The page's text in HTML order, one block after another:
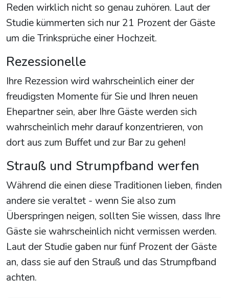
Reden wirklich nicht so genau zuhören. Laut der
Studie kümmerten sich nur 21 Prozent der Gäste
um die Trinksprüche einer Hochzeit.
Rezessionelle
Ihre Rezession wird wahrscheinlich einer der
freudigsten Momente für Sie und Ihren neuen
Ehepartner sein, aber Ihre Gäste werden sich
wahrscheinlich mehr darauf konzentrieren, von
dort aus zum Buffet und zur Bar zu gehen!
Strauß und Strumpfband werfen
Während die einen diese Traditionen lieben, finden
andere sie veraltet - wenn Sie also zum
Überspringen neigen, sollten Sie wissen, dass Ihre
Gäste sie wahrscheinlich nicht vermissen werden.
Laut der Studie gaben nur fünf Prozent der Gäste
an, dass sie auf den Strauß und das Strumpfband
achten.